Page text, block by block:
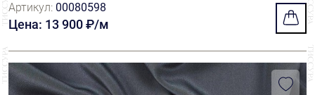
Артикул: 00080598
Цена: 13 900 ₽/м